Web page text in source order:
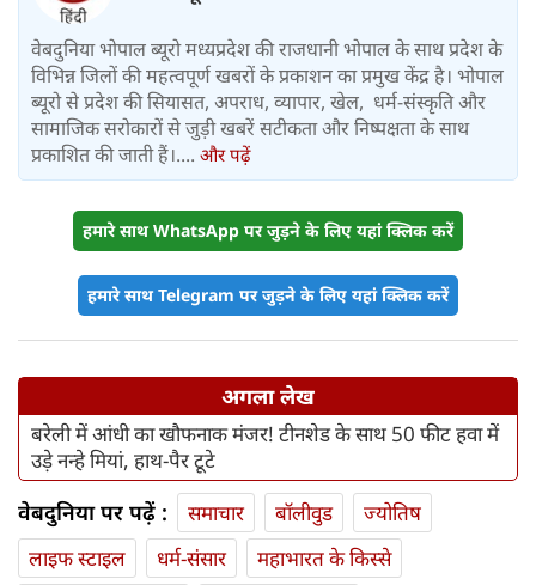
वेबदुनिया भोपाल ब्यूरो मध्यप्रदेश की राजधानी भोपाल के साथ प्रदेश के
विभिन्न जिलों की महत्वपूर्ण खबरों के प्रकाशन का प्रमुख केंद्र है। भोपाल
ब्यूरो से प्रदेश की सियासत, अपराध, व्यापार, खेल, धर्म-संस्कृति और
सामाजिक सरोकारों से जुड़ी खबरें सटीकता और निष्पक्षता के साथ
प्रकाशित की जाती हैं।.... और पढ़ें
हमारे साथ WhatsApp पर जुड़ने के लिए यहां क्लिक करें
हमारे साथ Telegram पर जुड़ने के लिए यहां क्लिक करें
अगला लेख
बरेली में आंधी का खौफनाक मंजर! टीनशेड के साथ 50 फीट हवा में
उड़े नन्हे मियां, हाथ-पैर टूटे
वेबदुनिया पर पढ़ें : समाचार बॉलीवुड
ज्योतिष
लाइफ स्‍टाइल
धर्म-संसार
महाभारत के किस्से